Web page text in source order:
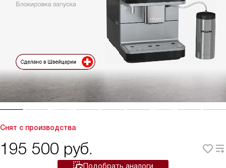
Снят с производства
195 500 руб.
Подобрать аналоги